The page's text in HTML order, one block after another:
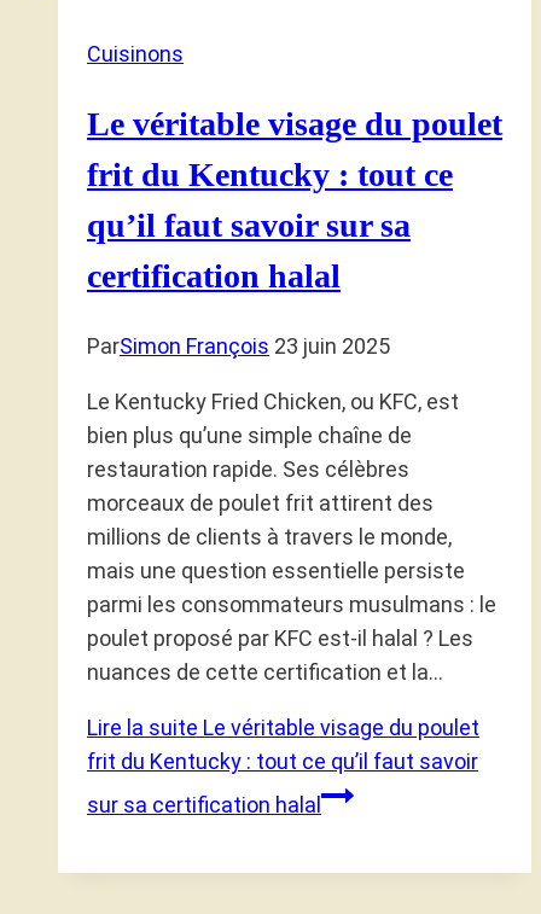
Cuisinons
Le véritable visage du poulet
frit du Kentucky : tout ce
qu’il faut savoir sur sa
certification halal
ParSimon François 23 juin 2025
Le Kentucky Fried Chicken, ou KFC, est
bien plus qu’une simple chaîne de
restauration rapide. Ses célèbres
morceaux de poulet frit attirent des
millions de clients à travers le monde,
mais une question essentielle persiste
parmi les consommateurs musulmans : le
poulet proposé par KFC est-il halal ? Les
nuances de cette certification et la…
Lire la suite Le véritable visage du poulet
frit du Kentucky : tout ce qu’il faut savoir
sur sa certification halal